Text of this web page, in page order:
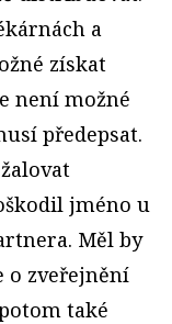
a
získat
není možné
předepsat.
jméno u
Měl by
o zveřejnění
také